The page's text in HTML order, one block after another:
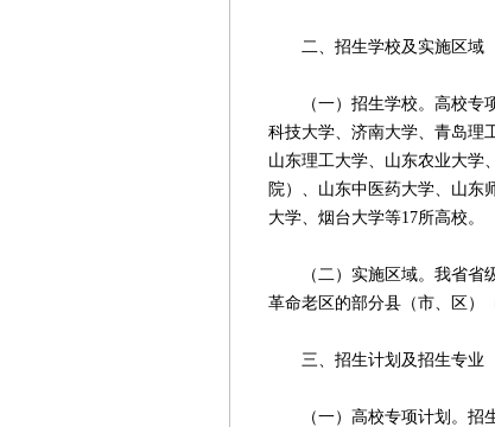
二、招生学校及实施区域
（一）招生学校。高校专项
科技大学、济南大学、青岛理
山东理工大学、山东农业大学
院）、山东中医药大学、山东
大学、烟台大学等17所高校。
（二）实施区域。我省省级
革命老区的部分县（市、区）
三、招生计划及招生专业
（一）高校专项计划。招生